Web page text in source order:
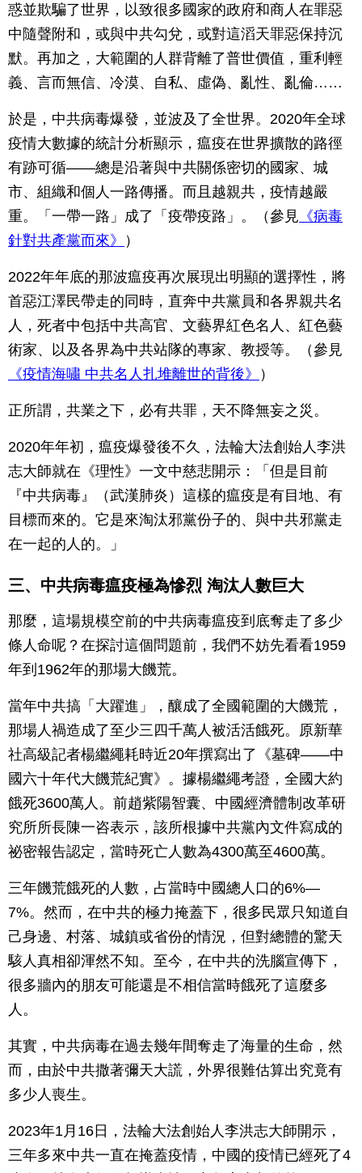
惑並欺騙了世界，以致很多國家的政府和商人在罪惡
中隨聲附和，或與中共勾兌，或對這滔天罪惡保持沉
默。再加之，大範圍的人群背離了普世價值，重利輕
義、言而無信、冷漠、自私、虛偽、亂性、亂倫……
於是，中共病毒爆發，並波及了全世界。2020年全球
疫情大數據的統計分析顯示，瘟疫在世界擴散的路徑
有跡可循——總是沿著與中共關係密切的國家、城
市、組織和個人一路傳播。而且越親共，疫情越嚴
重。「一帶一路」成了「疫帶疫路」。（參見 《病毒
針對共產黨而來》
）
2022年年底的那波瘟疫再次展現出明顯的選擇性，將
首惡江澤民帶走的同時，直奔中共黨員和各界親共名
人，死者中包括中共高官、文藝界紅色名人、紅色藝
術家、以及各界為中共站隊的專家、教授等。（參見
《疫情海嘯 中共名人扎堆離世的背後》
）
正所謂，共業之下，必有共罪，天不降無妄之災。
2020年年初，瘟疫爆發後不久，法輪大法創始人李洪
志大師就在《理性》一文中慈悲開示：「但是目前
『中共病毒』（武漢肺炎）這樣的瘟疫是有目地、有
目標而來的。它是來淘汰邪黨份子的、與中共邪黨走
在一起的人的。」
三、中共病毒瘟疫極為慘烈 淘汰人數巨大
那麼，這場規模空前的中共病毒瘟疫到底奪走了多少
條人命呢？在探討這個問題前，我們不妨先看看1959
年到1962年的那場大饑荒。
當年中共搞「大躍進」，釀成了全國範圍的大饑荒，
那場人禍造成了至少三四千萬人被活活餓死。原新華
社高級記者楊繼繩耗時近20年撰寫出了《墓碑——中
國六十年代大饑荒紀實》。據楊繼繩考證，全國大約
餓死3600萬人。前趙紫陽智囊、中國經濟體制改革研
究所所長陳一咨表示，該所根據中共黨內文件寫成的
祕密報告認定，當時死亡人數為4300萬至4600萬。
三年饑荒餓死的人數，占當時中國總人口的6%—
7%。然而，在中共的極力掩蓋下，很多民眾只知道自
己身邊、村落、城鎮或省份的情況，但對總體的驚天
駭人真相卻渾然不知。至今，在中共的洗腦宣傳下，
很多牆內的朋友可能還是不相信當時餓死了這麼多
人。
其實，中共病毒在過去幾年間奪走了海量的生命，然
而，由於中共撒著彌天大謊，外界很難估算出究竟有
多少人喪生。
2023年1月16日，法輪大法創始人李洪志大師開示，
三年多來中共一直在掩蓋疫情，中國的疫情已經死了4